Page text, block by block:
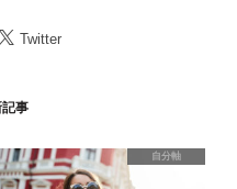
Twitter
事
自分軸